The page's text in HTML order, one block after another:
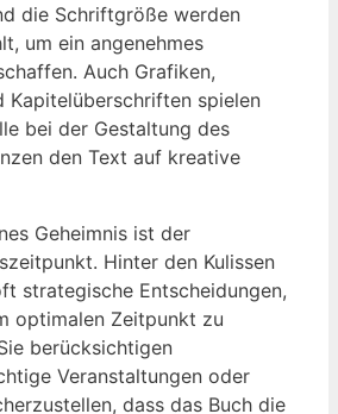
die Schriftgröße werden
um ein angenehmes
Auch Grafiken,
Kapitelüberschriften spielen
bei der Gestaltung des
den Text auf kreative
Geheimnis ist der
Hinter den Kulissen
strategische Entscheidungen,
optimalen Zeitpunkt zu
berücksichtigen
Veranstaltungen oder
dass das Buch die